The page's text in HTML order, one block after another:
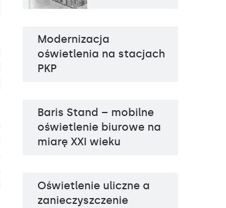
Modernizacja
oświetlenia na stacjach
PKP
Baris Stand – mobilne
oświetlenie biurowe na
miarę XXI wieku
Oświetlenie uliczne a
zanieczyszczenie